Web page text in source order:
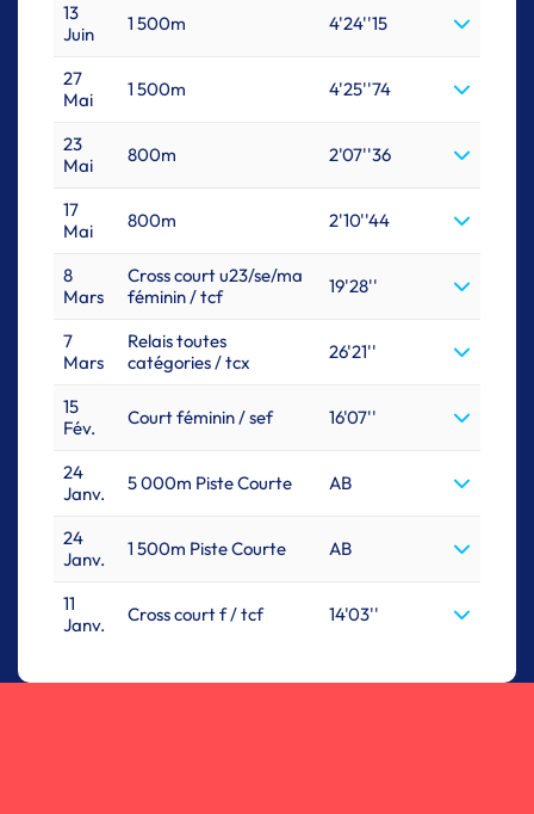
13
Juin
1 500m 4'24''15
27
Mai
1 500m 4'25''74
23
Mai
800m 2'07''36
17
Mai
800m 2'10''44
8
Mars
Cross court u23/se/ma
féminin / tcf
19'28''
7
Mars
Relais toutes
catégories / tcx
26'21''
15
Fév.
Court féminin / sef 16'07''
24
Janv.
5 000m Piste Courte AB
24
Janv.
1 500m Piste Courte AB
11
Janv.
Cross court f / tcf 14'03''